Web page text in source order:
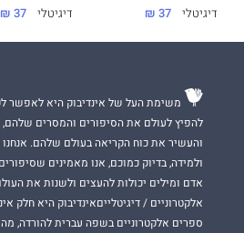
ואין סיפורי אגדות – הן לא קיימות.
אני חוזר למועדון אחרי שנים שנעדרתי.
אף אחד לא ידע איפה הייתי או מה
רק דמיינו את ההפתעה של כולם
דיגיטלי 37 ₪
דיגיטלי 37 ₪
משימת העל של אינדיבוק היא לאפשר
להפיץ לעולם את הסיפורים והמסרים
והעשיר את כוח הקריאה בעולם שלהם.
ולמידה, בדיוק כמוכם, אנו מאמינים
אדם ומילים יכולות להעצים ולשנות את
אלקטרוניים / דיגיטלייםאינדיבוק היא חלק
ספרים אלקטרוניים בשפה עברית להורדה,